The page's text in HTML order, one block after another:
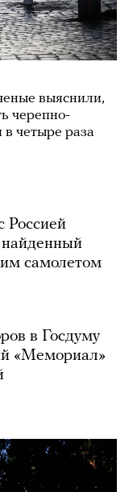
выяснили,
черепно-
четыре раза
Россией
найденный
самолетом
в Госдуму
«Мемориал»